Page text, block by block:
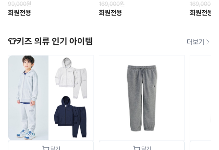
99,000원
회원전용
169,000원
회원전용
169,000원
회원전용
👕키즈 의류 인기 아이템 더보기